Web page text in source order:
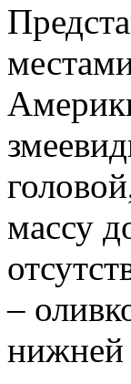
массу
–
нижней